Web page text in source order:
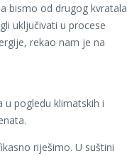
bismo od drugog kvratala
uključivati u procese
rekao nam je na
u pogledu klimatskih i
riješimo. U suštini